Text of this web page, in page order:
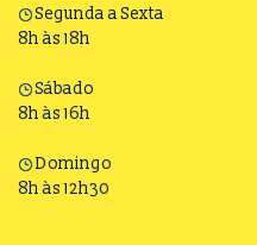
Segunda a Sexta
8h às 18h
Sábado
8h às 16h
Domingo
8h às 12h30